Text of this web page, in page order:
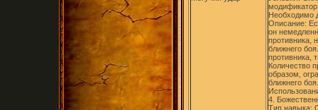
Необходимо
Описание:
он
противника,
ближнего
противника,
Количество
образом,
ближнего боя.
4.
Тип навыка: